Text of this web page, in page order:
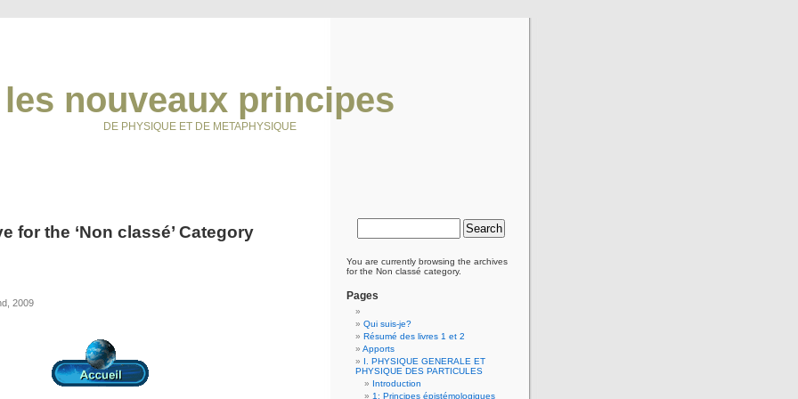
les nouveaux principes
DE PHYSIQUE ET DE METAPHYSIQUE
for the ‘Non classé’ Category
2009
You are currently browsing the archives
for the Non classé category.
Pages
Qui suis-je?
Résumé des livres 1 et 2
Apports
I. PHYSIQUE GENERALE ET
PHYSIQUE DES PARTICULES
Introduction
1: Principes épistémologiques